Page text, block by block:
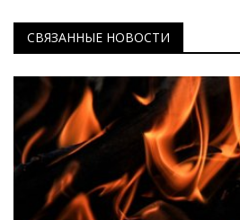
СВЯЗАННЫЕ НОВОСТИ